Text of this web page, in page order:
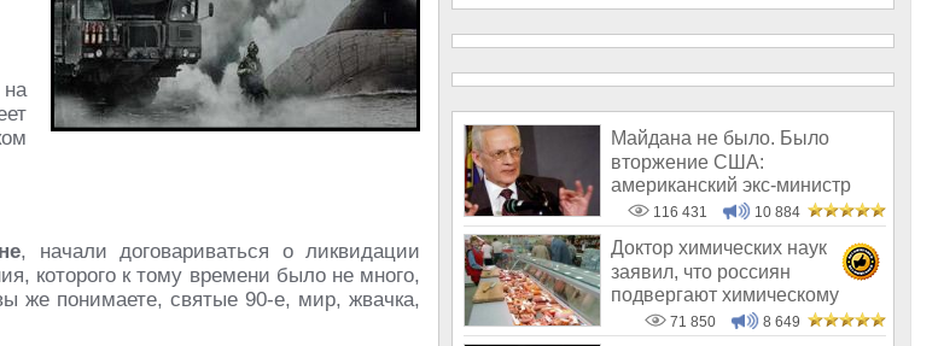
, начали договариваться о ликвидации
которого к тому времени было не много,
же понимаете, святые 90-е, мир, жвачка,
Майдана не было. Было
вторжение США:
американский экс-министр
написал открытое пись
116 431 10 884
Доктор химических наук
заявил, что россиян
подвергают химическому
геноциду71 850 8 649